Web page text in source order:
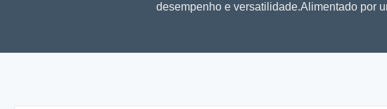
desempenho e versatilidade.Alimentado por